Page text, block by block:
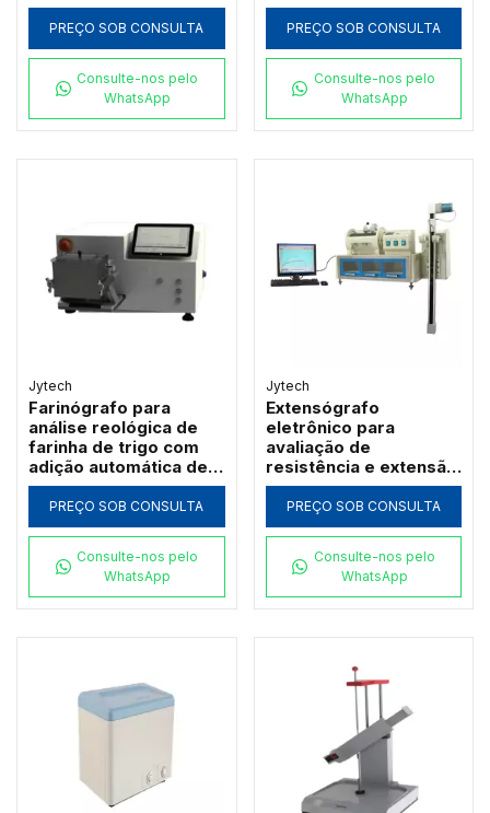
PREÇO SOB CONSULTA
Consulte-nos pelo
WhatsApp
PREÇO SOB CONSULTA
Consulte-nos pelo
WhatsApp
Jytech
Farinógrafo para
análise reológica de
farinha de trigo com
adição automática de
água Jytech PF-T
PREÇO SOB CONSULTA
Consulte-nos pelo
WhatsApp
Jytech
Extensógrafo
eletrônico para
avaliação de
resistência e extensão
da massa de farinha
Jytech JLSD
PREÇO SOB CONSULTA
Consulte-nos pelo
WhatsApp